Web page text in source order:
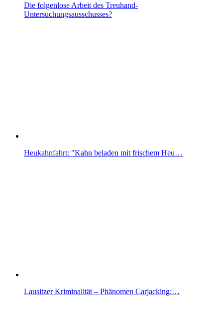
Die folgenlose Arbeit des Treuhand-
Untersuchungsausschusses?
Heukahnfahrt: "Kahn beladen mit frischem Heu…
Lausitzer Kriminalität – Phänomen Carjacking:…